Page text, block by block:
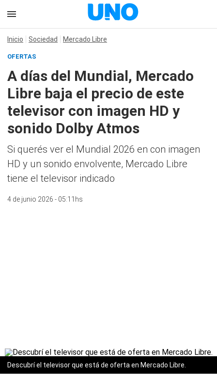
Inicio Sociedad Mercado Libre
OFERTAS
A días del Mundial, Mercado
Libre baja el precio de este
televisor con imagen HD y
sonido Dolby Atmos
Si querés ver el Mundial 2026 en con imagen
HD y un sonido envolvente, Mercado Libre
tiene el televisor indicado
4 de junio 2026 - 05:11hs
Descubrí el televisor que está de oferta en Mercado Libre.